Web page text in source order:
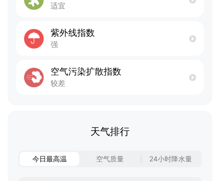
适宜
紫外线指数
强
空气污染扩散指数
较差
天气排行
今日最高温 空气质量 24小时降水量